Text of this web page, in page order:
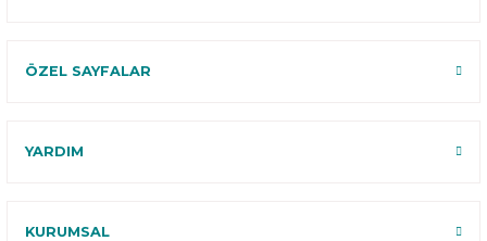
ÖZEL SAYFALAR
YARDIM
KURUMSAL